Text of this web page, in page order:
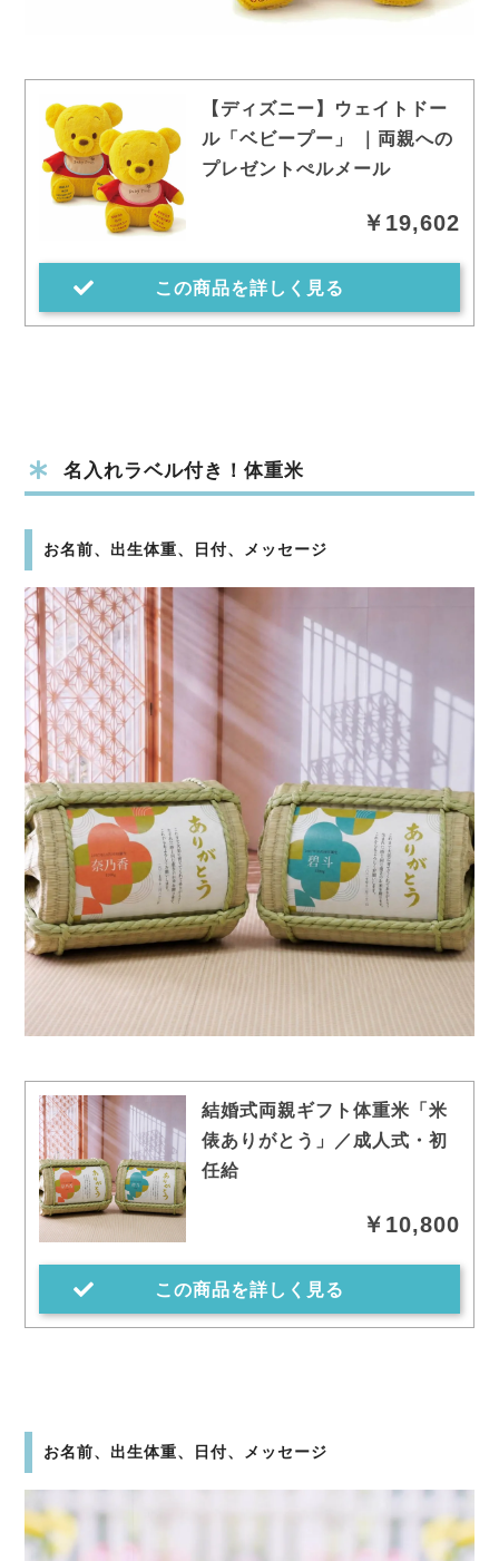
【ディズニー】ウェイトドー
ル「ベビープー」 ｜両親への
プレゼントぺルメール
￥19,602
この商品を詳しく見る
名入れラベル付き！体重米
お名前、出生体重、日付、メッセージ
結婚式両親ギフト体重米「米
俵ありがとう」／成人式・初
任給
￥10,800
この商品を詳しく見る
お名前、出生体重、日付、メッセージ